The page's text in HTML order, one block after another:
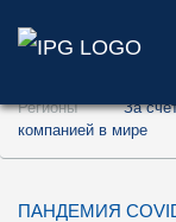
Перейти
Перейти к
Регионы
За
компанией в мире
ПАНДЕМИЯ